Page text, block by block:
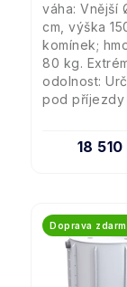
18
váha: Vnější
cm, výška
komínek;
80 kg.
odolnost:
pod příjezdy
Doprava